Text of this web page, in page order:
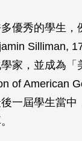
優秀的學生，
Silliman,
家，並成為「
of American
一屆學生當中